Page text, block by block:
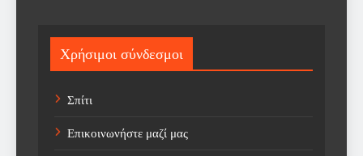
Sport
Sports
Technology
Trending
Χρήσιμοι σύνδεσμοι
Σπίτι
Επικοινωνήστε μαζί μας